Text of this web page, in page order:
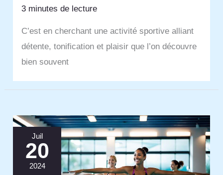
3 minutes de lecture
C’est en cherchant une activité sportive alliant
détente, tonification et plaisir que l’on découvre
bien souvent
Juil
20
2024